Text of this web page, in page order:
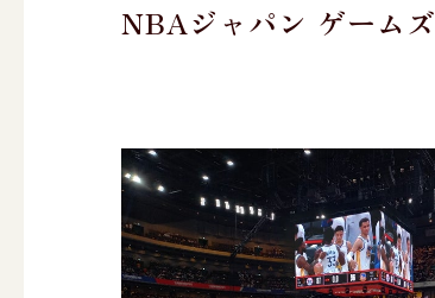
NBAジャパン ゲームズ